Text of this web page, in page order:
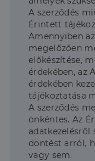
A szerződés
Érintett
Amennyiben
megelőzően
előkészítése,
érdekében, az
érdekében
tájékoztatása
A szerződés
önkéntes. Az
adatkezelésről
döntést arról,
vagy sem.
Név
lidc
Név
IDE
Név
_lang